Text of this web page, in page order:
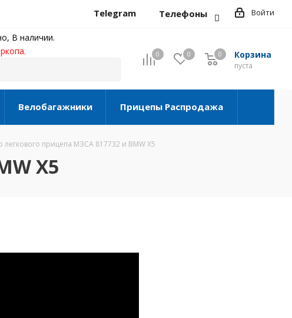
Войти
Telegram Телефоны
В наличии.
0 0 Корзина
0
пуста
0
Велобагажники Прицепы Распродажа
легкового прицепа МЗСА 817732 и BMW X5
X5